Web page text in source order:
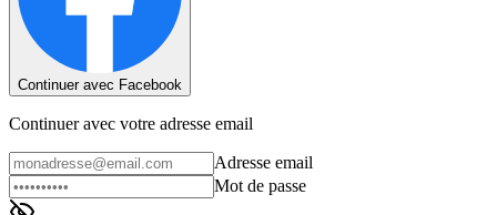
Continuer avec Facebook
Continuer avec votre adresse email
Adresse email
Mot de passe